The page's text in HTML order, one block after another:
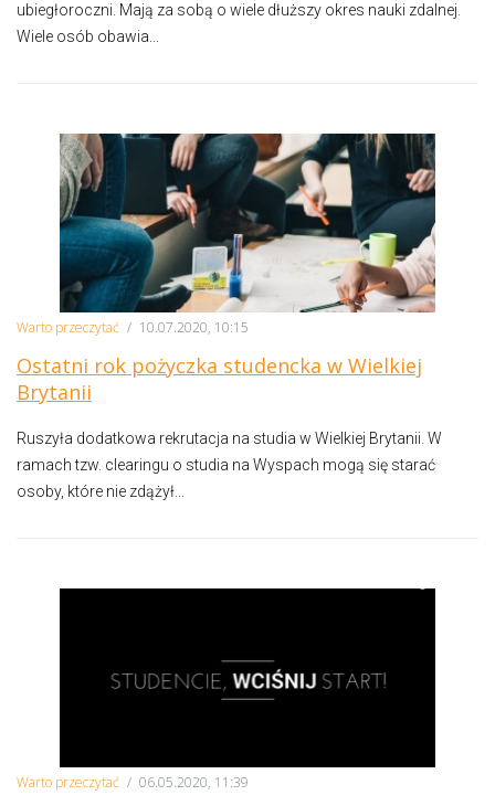
ubiegłoroczni. Mają za sobą o wiele dłuższy okres nauki zdalnej.
Wiele osób obawia...
Warto przeczytać / 10.07.2020, 10:15
Ostatni rok pożyczka studencka w Wielkiej
Brytanii
Ruszyła dodatkowa rekrutacja na studia w Wielkiej Brytanii. W
ramach tzw. clearingu o studia na Wyspach mogą się starać
osoby, które nie zdążył...
Warto przeczytać / 06.05.2020, 11:39